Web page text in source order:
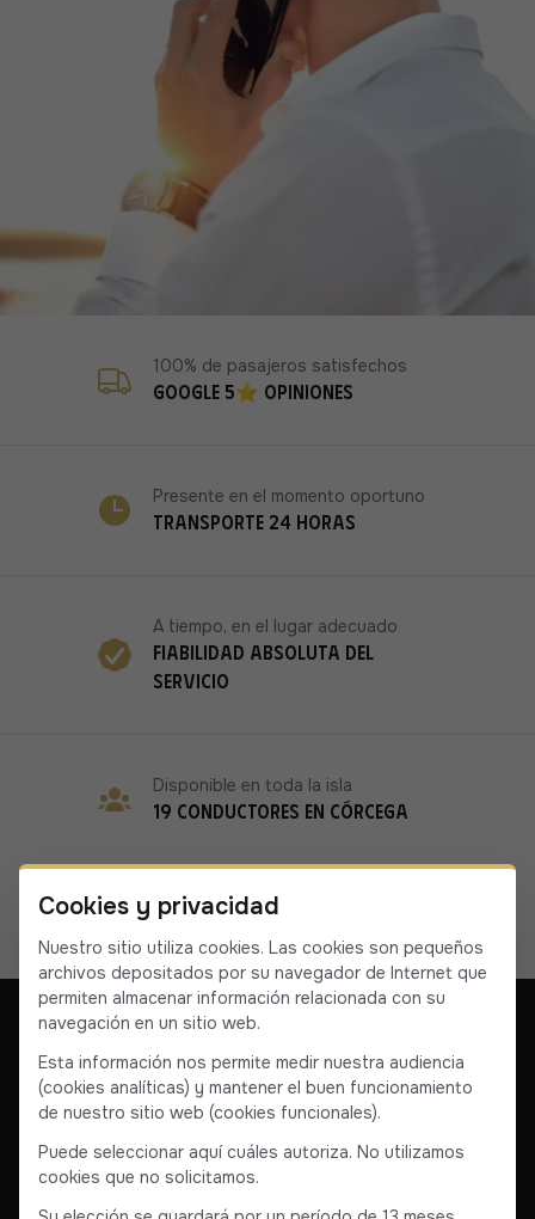
Google 5⭐ opiniones
100% de pasajeros satisfechos
Transporte 24 horas
Presente en el momento oportuno
Fiabilidad absoluta del
servicio
A tiempo, en el lugar adecuado
19 conductores en Córcega
Disponible en toda la isla
Nuestra empresa Póngase en contacto con nosotros
Condiciones generalesCondiciones generales de venta
Cookies y privacidad
Nuestro sitio utiliza cookies. Las cookies son pequeños
archivos depositados por su navegador de Internet que
permiten almacenar información relacionada con su
navegación en un sitio web.
Esta información nos permite medir nuestra audiencia
(cookies analíticas) y mantener el buen funcionamiento
de nuestro sitio web (cookies funcionales).
Puede seleccionar aquí cuáles autoriza. No utilizamos
cookies que no solicitamos.